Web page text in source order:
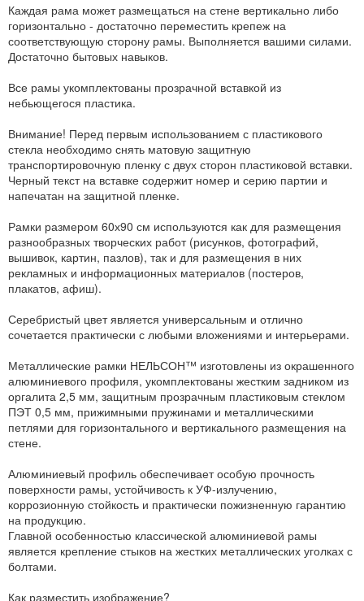
Каждая рама может размещаться на стене вертикально либо
горизонтально - достаточно переместить крепеж на
соответствующую сторону рамы. Выполняется вашими силами.
Достаточно бытовых навыков.
Все рамы укомплектованы прозрачной вставкой из
небьющегося пластика.
Внимание! Перед первым использованием с пластикового
стекла необходимо снять матовую защитную
транспортировочную пленку с двух сторон пластиковой вставки.
Черный текст на вставке содержит номер и серию партии и
напечатан на защитной пленке.
Рамки размером 60х90 см используются как для размещения
разнообразных творческих работ (рисунков, фотографий,
вышивок, картин, пазлов), так и для размещения в них
рекламных и информационных материалов (постеров,
плакатов, афиш).
Серебристый цвет является универсальным и отлично
сочетается практически с любыми вложениями и интерьерами.
Металлические рамки НЕЛЬСОН™ изготовлены из окрашенного
алюминиевого профиля, укомплектованы жестким задником из
оргалита 2,5 мм, защитным прозрачным пластиковым стеклом
ПЭТ 0,5 мм, прижимными пружинами и металлическими
петлями для горизонтального и вертикального размещения на
стене.
Алюминиевый профиль обеспечивает особую прочность
поверхности рамы, устойчивость к УФ-излучению,
коррозионную стойкость и практически пожизненную гарантию
на продукцию.
Главной особенностью классической алюминиевой рамы
является крепление стыков на жестких металлических уголках с
болтами.
Как разместить изображение?